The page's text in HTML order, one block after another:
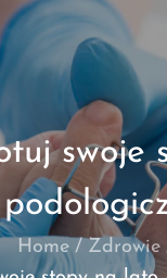
swoje
Home
Zdrowie